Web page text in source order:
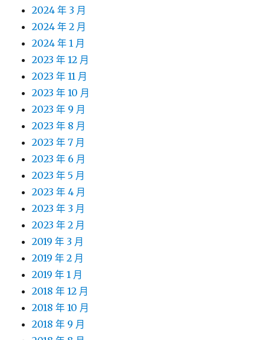
2024 年 3 月
2024 年 2 月
2024 年 1 月
2023 年 12 月
2023 年 11 月
2023 年 10 月
2023 年 9 月
2023 年 8 月
2023 年 7 月
2023 年 6 月
2023 年 5 月
2023 年 4 月
2023 年 3 月
2023 年 2 月
2019 年 3 月
2019 年 2 月
2019 年 1 月
2018 年 12 月
2018 年 10 月
2018 年 9 月